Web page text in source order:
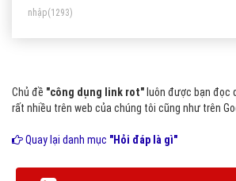
nhập(1293)
Chủ đề "công dụng link rot" luôn được bạn đọc
rất nhiều trên web của chúng tôi cũng như trên
Quay lại danh mục "Hỏi đáp là gì"